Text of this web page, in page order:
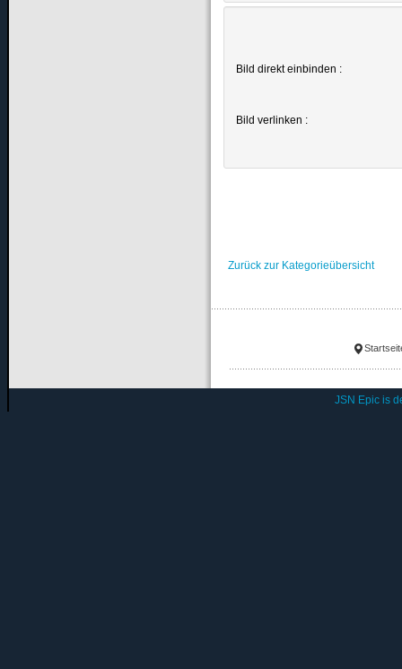
Bild direkt einbinden :
Bild verlinken :
Zurück zur Kategorieübersicht
JSN Epic is